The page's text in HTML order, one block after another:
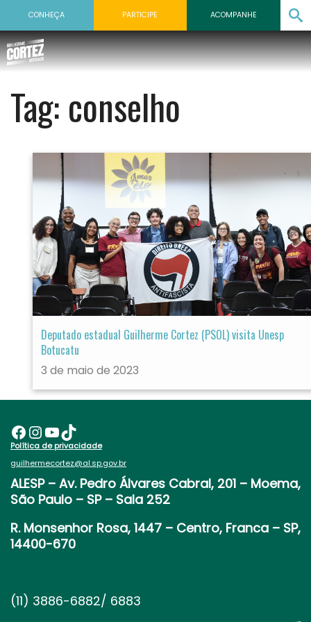
CONHEÇA PARTICIPE ACOMPANHE
Tag:conselho
Deputado estadual Guilherme Cortez (PSOL) visita Unesp
Botucatu
3 de maio de 2023
Facebook InstagramYoutube TikTok
Política de privacidade
guilhermecortez@al.sp.gov.br
ALESP – Av. Pedro Álvares Cabral, 201 – Moema,
São Paulo – SP – Sala 252
R. Monsenhor Rosa, 1447 – Centro, Franca – SP,
14400-670
(11) 3886-6882/ 6883